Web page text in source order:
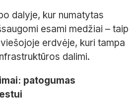
dalyje, kur numatytas
esami medžiai – taip
erdvėje, kuri tampa
dalimi.
patogumas